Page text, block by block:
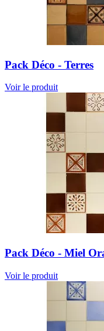
Pack Déco - Terres
Voir le produit
Pack Déco - Miel
Voir le produit